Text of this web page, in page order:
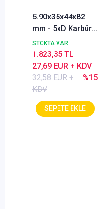
5.90x35x44x82
mm - 5xD Karbür
Matkap ucu,
BlueCut, 140°,
Genal amaçlı
STOKTA VAR
32,58 EUR +
KDV
%15
27,69 EUR + KDV
1.823,35 TL